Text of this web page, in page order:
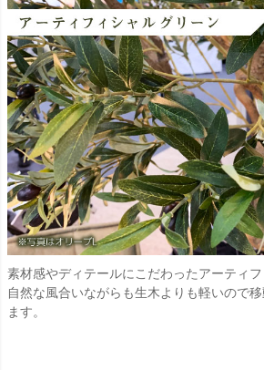
素材感やディテールにこだわったアーティフ
自然な風合いながらも生木よりも軽いので
ます。